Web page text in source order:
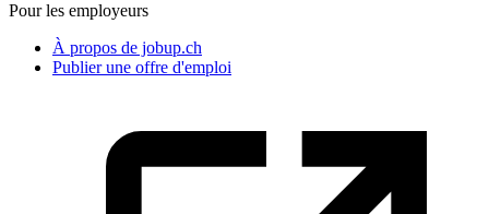
Pour les employeurs
À propos de jobup.ch
Publier une offre d'emploi